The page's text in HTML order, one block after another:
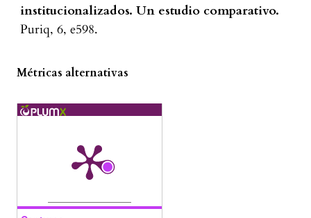
institucionalizados. Un estudio comparativo.
Puriq, 6, e598.
Métricas alternativas